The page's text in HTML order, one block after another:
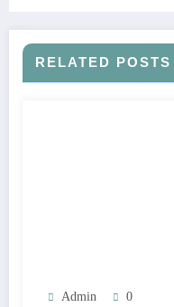
RELATED POSTS
Admin 0